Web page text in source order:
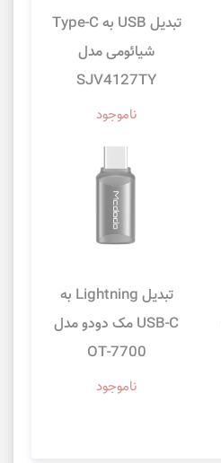
تبدیل USB به Type-C
شیائومی مدل
SJV4127TY
ناموجود
تبدیل Lightning به
USB-C مک دودو مدل
OT-7700
ناموجود